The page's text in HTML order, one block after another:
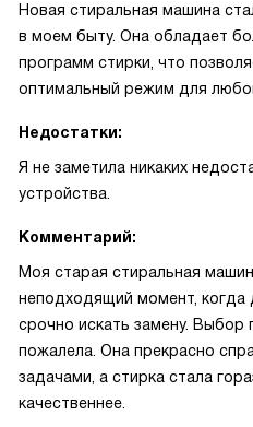
Новая стиральная машина
в моем быту. Она обладает
программ стирки, что
оптимальный режим для
Недостатки:
Я не заметила никаких
устройства.
Комментарий:
Моя старая стиральная
неподходящий момент,
срочно искать замену. Выбор
пожалела. Она прекрасно
задачами, а стирка стала
качественнее.